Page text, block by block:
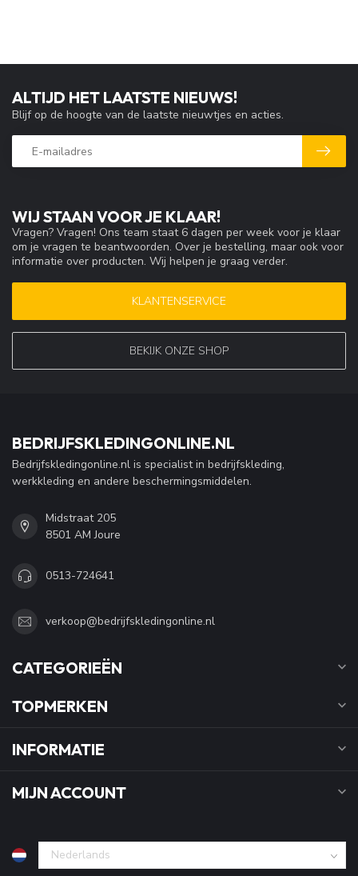
WIJ STAAN VOOR JE KLAAR!
Vragen? Vragen! Ons team staat 6 dagen per week voor je klaar
om je vragen te beantwoorden. Over je bestelling, maar ook voor
informatie over producten. Wij helpen je graag verder.
KLANTENSERVICE
BEKIJK ONZE SHOP
ALTIJD HET LAATSTE NIEUWS!
Blijf op de hoogte van de laatste nieuwtjes en acties.
BEDRIJFSKLEDINGONLINE.NL
Bedrijfskledingonline.nl is specialist in bedrijfskleding,
werkkleding en andere beschermingsmiddelen.
Midstraat 205
8501 AM Joure
0513-724641
verkoop@bedrijfskledingonline.nl
CATEGORIEËN
TOPMERKEN
INFORMATIE
MIJN ACCOUNT